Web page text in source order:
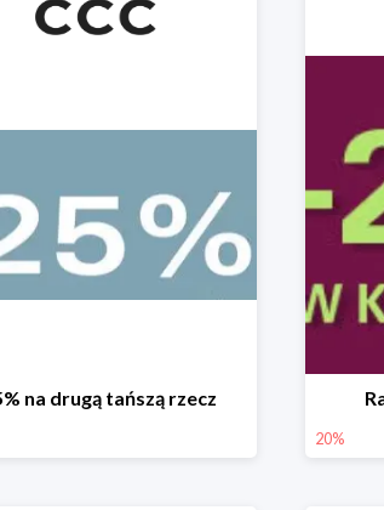
na drugą tańszą rzecz
20%